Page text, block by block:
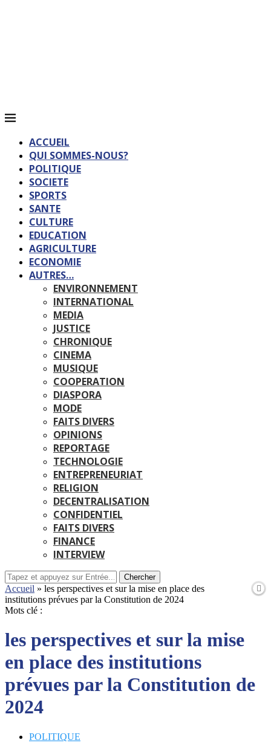
ACCUEIL
QUI SOMMES-NOUS?
POLITIQUE
SOCIETE
SPORTS
SANTE
CULTURE
EDUCATION
AGRICULTURE
ECONOMIE
AUTRES…
ENVIRONNEMENT
INTERNATIONAL
MEDIA
JUSTICE
CHRONIQUE
CINEMA
MUSIQUE
COOPERATION
DIASPORA
MODE
FAITS DIVERS
OPINIONS
REPORTAGE
TECHNOLOGIE
ENTREPRENEURIAT
RELIGION
DECENTRALISATION
CONFIDENTIEL
FAITS DIVERS
FINANCE
INTERVIEW
Chercher
Accueil » les perspectives et sur la mise en place des
institutions prévues par la Constitution de 2024
Mots clé :
les perspectives et sur la mise
en place des institutions
prévues par la Constitution de
2024
POLITIQUE